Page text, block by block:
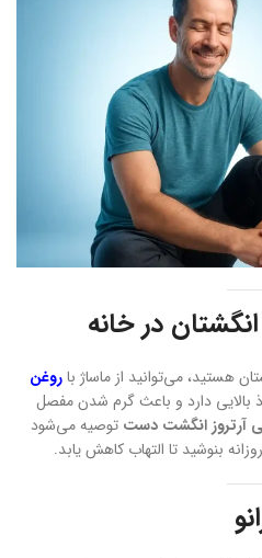
در خانه
هستید، می‌توانید از ماساژ باروغن
بالایی دارد و باعث گرم شدن مفصل
آرتروز انگشت دست توصیه می‌شود
بنوشید تا التهاب کاهش یابد.